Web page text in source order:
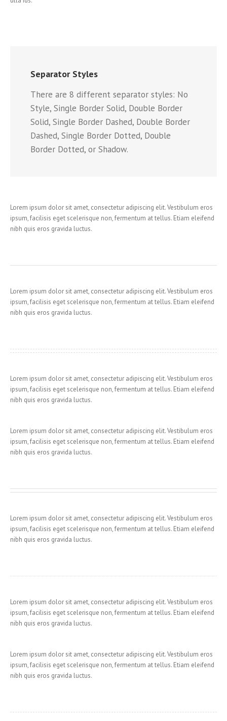
Separator Styles
There are 8 different separator styles: No
Style, Single Border Solid, Double Border
Solid, Single Border Dashed, Double Border
Dashed, Single Border Dotted, Double
Border Dotted, or Shadow.
Lorem ipsum dolor sit amet, consectetur adipiscing elit. Vestibulum eros
ipsum, facilisis eget scelerisque non, fermentum at tellus. Etiam eleifend
nibh quis eros gravida luctus.
Lorem ipsum dolor sit amet, consectetur adipiscing elit. Vestibulum eros
ipsum, facilisis eget scelerisque non, fermentum at tellus. Etiam eleifend
nibh quis eros gravida luctus.
Lorem ipsum dolor sit amet, consectetur adipiscing elit. Vestibulum eros
ipsum, facilisis eget scelerisque non, fermentum at tellus. Etiam eleifend
nibh quis eros gravida luctus.
Lorem ipsum dolor sit amet, consectetur adipiscing elit. Vestibulum eros
ipsum, facilisis eget scelerisque non, fermentum at tellus. Etiam eleifend
nibh quis eros gravida luctus.
Lorem ipsum dolor sit amet, consectetur adipiscing elit. Vestibulum eros
ipsum, facilisis eget scelerisque non, fermentum at tellus. Etiam eleifend
nibh quis eros gravida luctus.
Lorem ipsum dolor sit amet, consectetur adipiscing elit. Vestibulum eros
ipsum, facilisis eget scelerisque non, fermentum at tellus. Etiam eleifend
nibh quis eros gravida luctus.
Lorem ipsum dolor sit amet, consectetur adipiscing elit. Vestibulum eros
ipsum, facilisis eget scelerisque non, fermentum at tellus. Etiam eleifend
nibh quis eros gravida luctus.